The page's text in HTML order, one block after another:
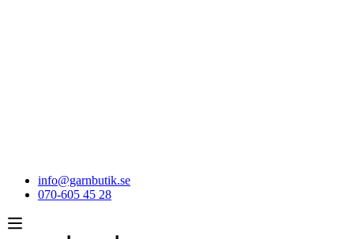
info@garnbutik.se
070-605 45 28